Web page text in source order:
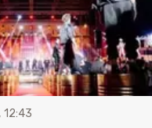
12:43